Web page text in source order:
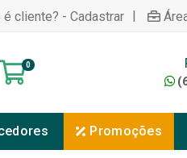
é cliente? - Cadastrar |
0
Promoções